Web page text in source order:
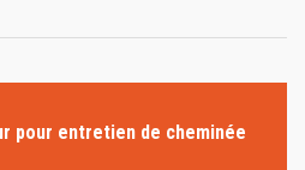
pour entretien de cheminée